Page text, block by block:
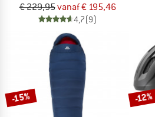
€ 229,95vanaf € 195,46
4,7(9)
-15% -12%